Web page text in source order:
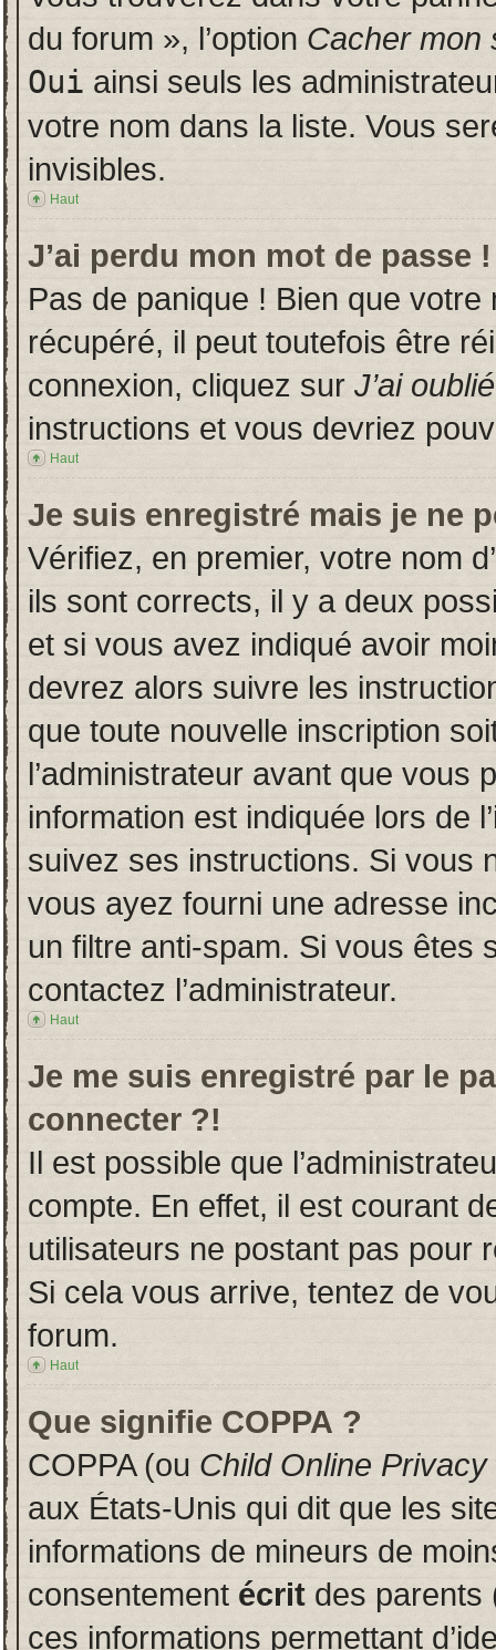
du forum », l’option Cacher mon
Oui ainsi seuls les
votre nom dans la liste. Vous
invisibles.
Haut
J’ai perdu mon mot de passe !
Pas de panique ! Bien que
récupéré, il peut toutefois être
connexion, cliquez sur J’ai
instructions et vous devriez
Haut
Je suis enregistré mais je ne
Vérifiez, en premier, votre nom
ils sont corrects, il y a deux
et si vous avez indiqué avoir
devrez alors suivre les
que toute nouvelle inscription
l’administrateur avant que vous
information est indiquée lors de
suivez ses instructions. Si vous
vous ayez fourni une adresse
un filtre anti-spam. Si vous êtes
contactez l’administrateur.
Haut
Je me suis enregistré par le
connecter ?!
Il est possible que
compte. En effet, il est courant
utilisateurs ne postant pas pour
Si cela vous arrive, tentez de
forum.
Haut
Que signifie COPPA ?
COPPA (ou Child Online
aux États-Unis qui dit que les
informations de mineurs de
consentement écrit des parents
ces informations permettant